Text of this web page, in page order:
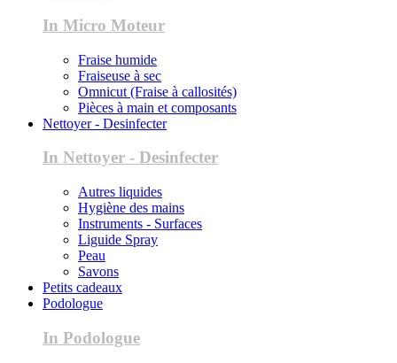
In Micro Moteur
Fraise humide
Fraiseuse à sec
Omnicut (Fraise à callosités)
Pièces à main et composants
Nettoyer - Desinfecter
In Nettoyer - Desinfecter
Autres liquides
Hygiène des mains
Instruments - Surfaces
Liguide Spray
Peau
Savons
Petits cadeaux
Podologue
In Podologue